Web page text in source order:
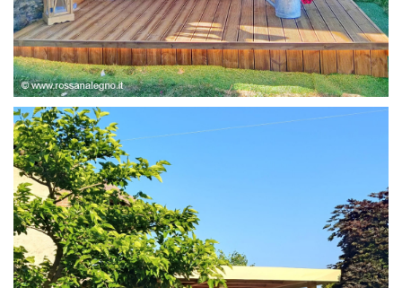
STRUTTURA ABETE LAMELLARE, RIVESTIMENTO IN
LARICE,